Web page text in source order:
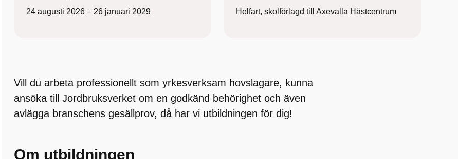
24 augusti 2026 – 26 januari 2029 Helfart, skolförlagd till Axevalla Hästcentrum
Vill du arbeta professionellt som yrkesverksam hovslagare, kunna
ansöka till Jordbruksverket om en godkänd behörighet och även
avlägga branschens gesällprov, då har vi utbildningen för dig!
Om utbildningen